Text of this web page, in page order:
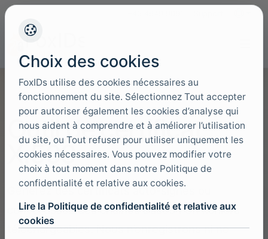
Langues
Outil de certificat
X.509
Générez des certificats auto-signés ou
convertissez des chaînes Base64 en fichiers
téléchargeables. Nous n’enregistrons ni ne
Choix des cookies
FoxIDs utilise des cookies nécessaires au
fonctionnement du site. Sélectionnez Tout accepter
pour autoriser également les cookies d’analyse qui
nous aident à comprendre et à améliorer l’utilisation
du site, ou Tout refuser pour utiliser uniquement les
cookies nécessaires. Vous pouvez modifier votre
choix à tout moment dans notre Politique de
confidentialité et relative aux cookies.
Lire la Politique de confidentialité et relative aux
cookies